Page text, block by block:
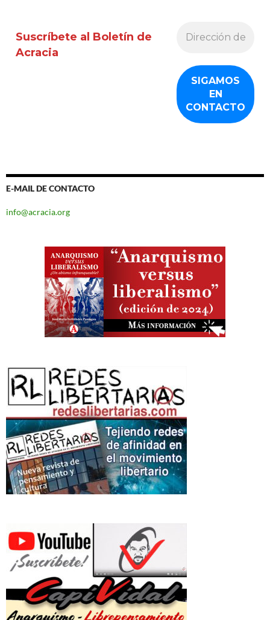
Suscríbete al Boletín de
Acracia
E-MAIL DE CONTACTO
info@acracia.org